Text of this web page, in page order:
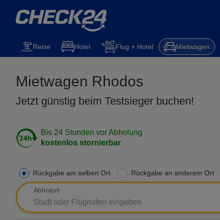
Mietwagen Reise Steuererklärung Kfz-Versicherung Hotel
Reise Hotel Flug + Hotel Mietwagen
Mietwagen Rhodos
Jetzt günstig beim Testsieger buchen!
Bis 24 Stunden vor Abholung
kostenlos stornierbar
Rückgabe am selben Ort Rückgabe an anderem Ort
Abholort